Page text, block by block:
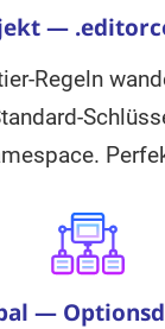
—
Regeln
—